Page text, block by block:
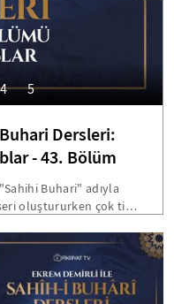
Dersleri:
- 43. Bölüm
Buhari" adıyla
oluştururken çok titiz
belirleyerek on beş
Kendi
gusül abdesti almış ve
ihtimam göstermiştir.
4 5